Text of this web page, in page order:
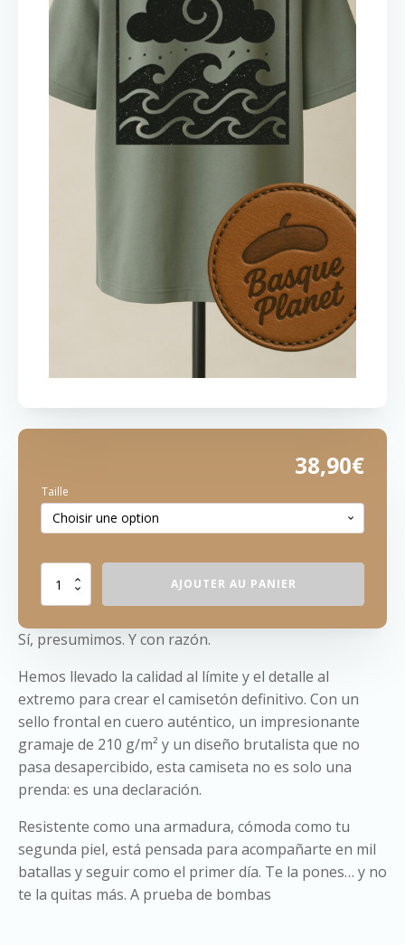
38,90€
Taille
quantité
de
Borraska
AJOUTER AU PANIER
Sí, presumimos. Y con razón.
Hemos llevado la calidad al límite y el detalle al
extremo para crear el camisetón definitivo. Con un
sello frontal en cuero auténtico, un impresionante
gramaje de 210 g/m² y un diseño brutalista que no
pasa desapercibido, esta camiseta no es solo una
prenda: es una declaración.
Resistente como una armadura, cómoda como tu
segunda piel, está pensada para acompañarte en mil
batallas y seguir como el primer día. Te la pones… y no
te la quitas más. A prueba de bombas